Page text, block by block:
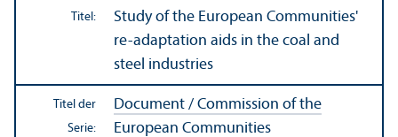
Titel:
Study of the European Communities'
re-adaptation aids in the coal and
steel industries
Titel der
Serie:
Document / Commission of the
European Communities